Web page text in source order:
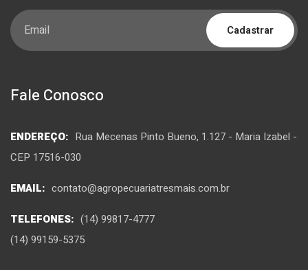
Cadastrar
Fale Conosco
ENDEREÇO: Rua Mecenas Pinto Bueno, 1.127 - Maria Izabel -
CEP 17516-030
EMAIL: contato@agropecuariatresmais.com.br
TELEFONES: (14) 99817-4777
(14) 99159-5375